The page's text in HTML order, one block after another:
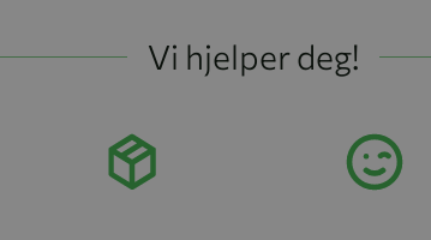
Vi hjelper deg!